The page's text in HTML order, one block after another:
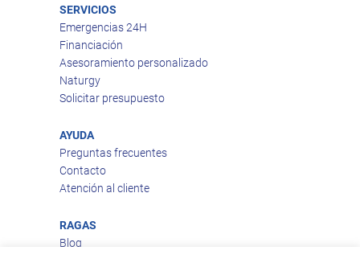
SERVICIOS
Emergencias 24H
Financiación
Asesoramiento personalizado
Naturgy
Solicitar presupuesto
AYUDA
Preguntas frecuentes
Contacto
Atención al cliente
RAGAS
Blog